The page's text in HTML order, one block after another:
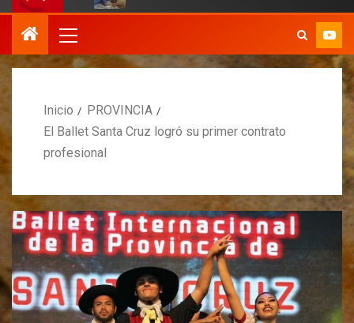
Inicio
PROVINCIA
El Ballet Santa Cruz logró su primer contrato
profesional